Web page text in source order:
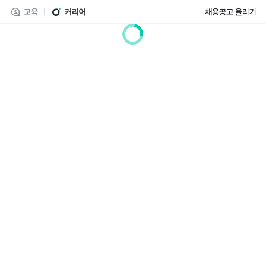
교육 커리어 채용공고 올리기